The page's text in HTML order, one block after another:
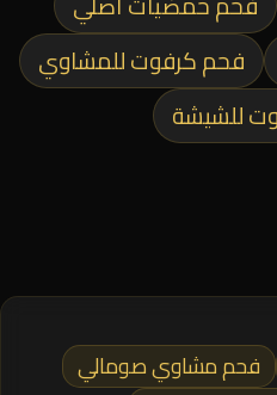
فحم كرفوت للمشاوي
للشيشة
فحم مشاوي صومالي